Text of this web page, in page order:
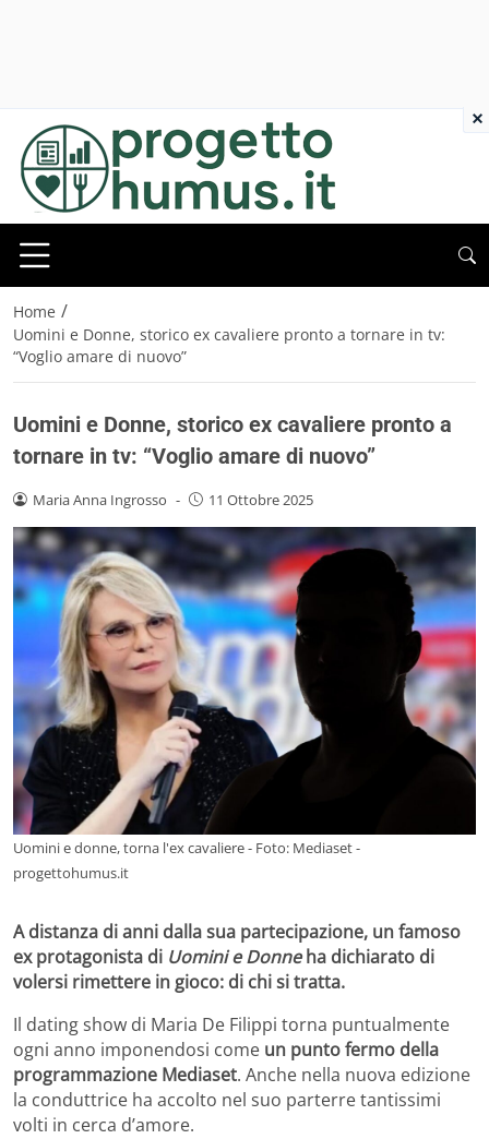
Home /
Uomini e Donne, storico ex cavaliere pronto a tornare in tv:
“Voglio amare di nuovo”
Uomini e Donne, storico ex cavaliere pronto a
tornare in tv: “Voglio amare di nuovo”
Maria Anna Ingrosso - 11 Ottobre 2025
Uomini e donne, torna l'ex cavaliere - Foto: Mediaset -
progettohumus.it
A distanza di anni dalla sua partecipazione, un famoso
ex protagonista di Uomini e Donneha dichiarato di
volersi rimettere in gioco: di chi si tratta.
Il dating show di Maria De Filippi torna puntualmente
ogni anno imponendosi come un punto fermo della
programmazione Mediaset. Anche nella nuova edizione
la conduttrice ha accolto nel suo parterre tantissimi
volti in cerca d’amore.
×